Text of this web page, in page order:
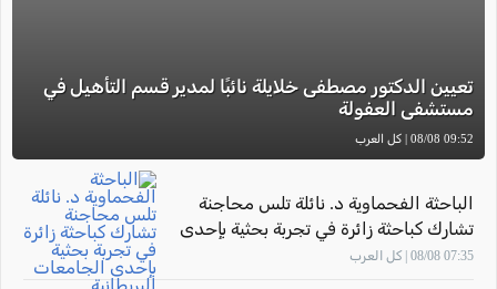
تعيين الدكتور مصطفى خلايلة نائبًا لمدير قسم التأهيل في
مستشفى العفولة
09:52 08/08 | كل العرب
الباحثة الفحماوية د. نائلة تلس محاجنة
تشارك كباحثة زائرة في تجربة بحثية بإحدى
الجامعات البريطانية
07:35 08/08 | كل العرب